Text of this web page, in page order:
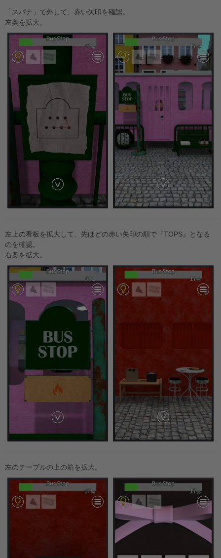
「スパナ」で外して、赤い矢印を確認。
左奥を拡大。
左上の看板を拡大して、先ほどの赤い矢印の順で『TOPS』となる
のを確認。
右奥を拡大。
左のテーブルの上の箱を拡大。